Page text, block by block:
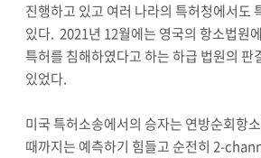
진행하고 있고 여러 나라의 특허청에서도
있다. 2021년 12월에는 영국의 항소법원
특허를 침해하였다고 하는 하급 법원의 판
있었다.
미국 특허소송에서의 승자는 연방순회항
때까지는 예측하기 힘들고 순전히 2-